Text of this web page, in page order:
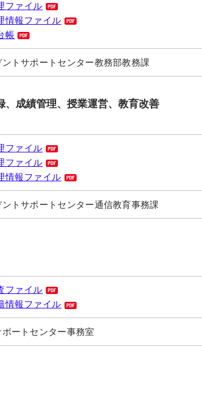
ファイル
情報ファイル
帳
ントサポートセンター教務部教務課
、成績管理、授業運営、教育改善
ファイル
ファイル
情報ファイル
ントサポートセンター通信教育事務課
ファイル
情報ファイル
ートセンター事務室